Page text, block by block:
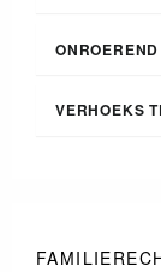
VERHOEKS